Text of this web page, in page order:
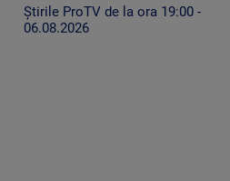
Știrile ProTV de la ora 19:00 -
06.08.2026